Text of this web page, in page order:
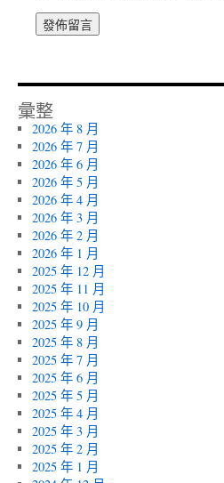
彙整
2026 年 8 月
2026 年 7 月
2026 年 6 月
2026 年 5 月
2026 年 4 月
2026 年 3 月
2026 年 2 月
2026 年 1 月
2025 年 12 月
2025 年 11 月
2025 年 10 月
2025 年 9 月
2025 年 8 月
2025 年 7 月
2025 年 6 月
2025 年 5 月
2025 年 4 月
2025 年 3 月
2025 年 2 月
2025 年 1 月